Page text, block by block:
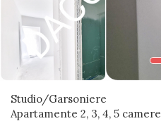
Magazin Mall
Penthouse
Resort & Hotel
Restaurante
Spatii Comerciale
Studio/Garsoniere
Apartamente 2, 3, 4, 5 camere